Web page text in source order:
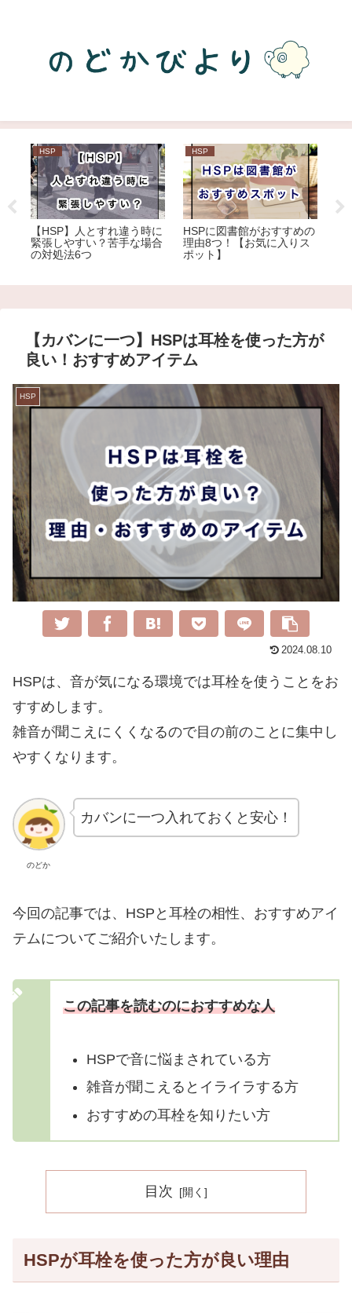
HSP
【HSP】人とすれ違う時に
緊張しやすい？苦手な場合
の対処法6つ
HSP
HSPに図書館がおすすめの
理由8つ！【お気に入りス
ポット】
【カバンに一つ】HSPは耳栓を使った方が
良い！おすすめアイテム
HSP
2024.08.10
HSPは、音が気になる環境では耳栓を使うことをお
すすめします。
雑音が聞こえにくくなるので目の前のことに集中し
やすくなります。
のどか
カバンに一つ入れておくと安心！
今回の記事では、HSPと耳栓の相性、おすすめアイ
テムについてご紹介いたします。
この記事を読むのにおすすめな人
HSPで音に悩まされている方
雑音が聞こえるとイライラする方
おすすめの耳栓を知りたい方
目次
HSPが耳栓を使った方が良い理由